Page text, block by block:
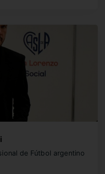
de Fútbol argentino